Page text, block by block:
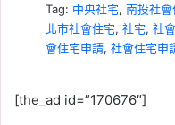
Tag: 中央社宅, 南投社會
北市社會住宅, 社宅, 社
會住宅申請, 社會住宅申
[the_ad id=”170676″]